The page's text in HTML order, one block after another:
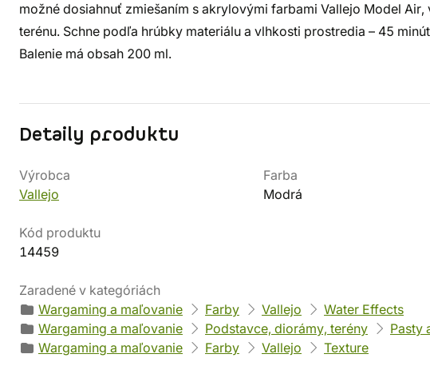
možné dosiahnuť zmiešaním s akrylovými farbami Vallejo Model
terénu. Schne podľa hrúbky materiálu a vlhkosti prostredia – 45
Balenie má obsah 200 ml.
Detaily produktu
Výrobca
Vallejo
Farba
Modrá
Kód produktu
14459
Zaradené v kategóriách
Wargaming a maľovanie
Farby Vallejo
Water Effects
Wargaming a maľovanie
Podstavce, diorámy, terény Pasty
Wargaming a maľovanie
Farby Vallejo Texture